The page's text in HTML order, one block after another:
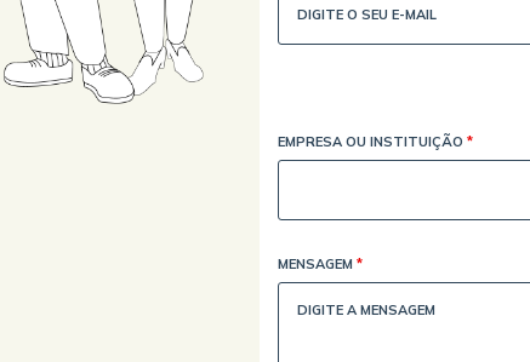
EMPRESA OU INSTITUIÇÃO *
MENSAGEM *